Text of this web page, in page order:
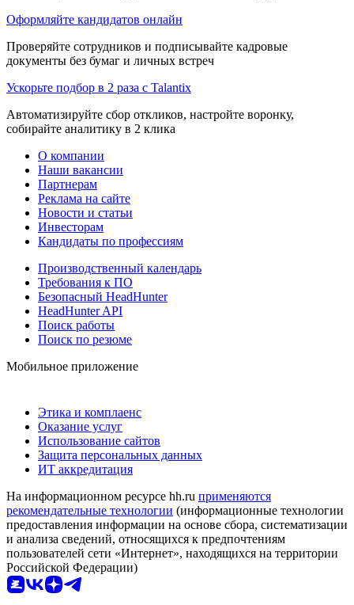
Оформляйте кандидатов онлайн
Проверяйте сотрудников и подписывайте кадровые
документы без бумаг и личных встреч
Ускорьте подбор в 2 раза с Talantix
Автоматизируйте сбор откликов, настройте воронку,
собирайте аналитику в 2 клика
О компании
Наши вакансии
Партнерам
Реклама на сайте
Новости и статьи
Инвесторам
Кандидаты по профессиям
Производственный календарь
Требования к ПО
Безопасный HeadHunter
HeadHunter API
Поиск работы
Поиск по резюме
Мобильное приложение
Этика и комплаенс
Оказание услуг
Использование сайтов
Защита персональных данных
ИТ аккредитация
На информационном ресурсе hh.ru применяются
рекомендательные технологии (информационные технологии
предоставления информации на основе сбора, систематизации
и анализа сведений, относящихся к предпочтениям
пользователей сети «Интернет», находящихся на территории
Российской Федерации)